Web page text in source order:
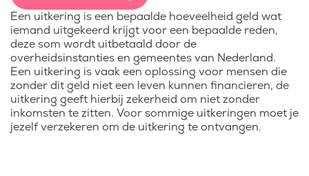
Een uitkering is een bepaalde hoeveelheid geld wat
iemand uitgekeerd krijgt voor een bepaalde reden,
deze som wordt uitbetaald door de
overheidsinstanties en gemeentes van Nederland.
Een uitkering is vaak een oplossing voor mensen die
zonder dit geld niet een leven kunnen financieren, de
uitkering geeft hierbij zekerheid om niet zonder
inkomsten te zitten. Voor sommige uitkeringen moet je
jezelf verzekeren om de uitkering te ontvangen.